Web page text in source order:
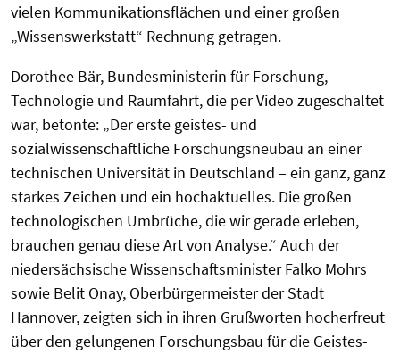
vielen Kommunikationsflächen und einer großen
„Wissenswerkstatt“ Rechnung getragen.
Dorothee Bär, Bundesministerin für Forschung,
Technologie und Raumfahrt, die per Video zugeschaltet
war, betonte: „Der erste geistes- und
sozialwissenschaftliche Forschungsneubau an einer
technischen Universität in Deutschland – ein ganz, ganz
starkes Zeichen und ein hochaktuelles. Die großen
technologischen Umbrüche, die wir gerade erleben,
brauchen genau diese Art von Analyse.“ Auch der
niedersächsische Wissenschaftsminister Falko Mohrs
sowie Belit Onay, Oberbürgermeister der Stadt
Hannover, zeigten sich in ihren Grußworten hocherfreut
über den gelungenen Forschungsbau für die Geistes-